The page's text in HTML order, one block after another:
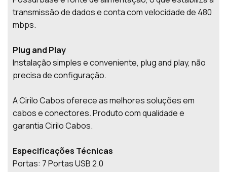
transmissão de dados e conta com velocidade de 480
mbps.
Plug and Play
Instalação simples e conveniente, plug and play, não
precisa de configuração.
A Cirilo Cabos oferece as melhores soluções em
cabos e conectores. Produto com qualidade e
garantia Cirilo Cabos.
Especificações Técnicas
Portas: 7 Portas USB 2.0